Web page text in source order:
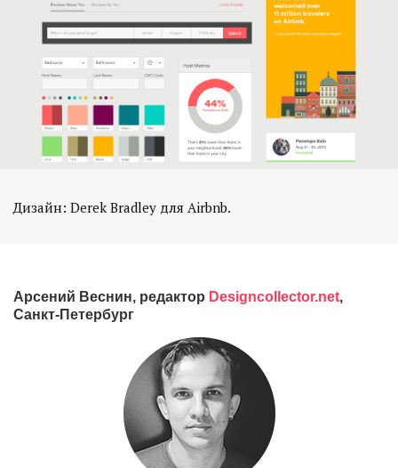
Дизайн: Derek Bradley для Airbnb.
Арсений Веснин, редактор Designcollector.net,
Санкт-Петербург